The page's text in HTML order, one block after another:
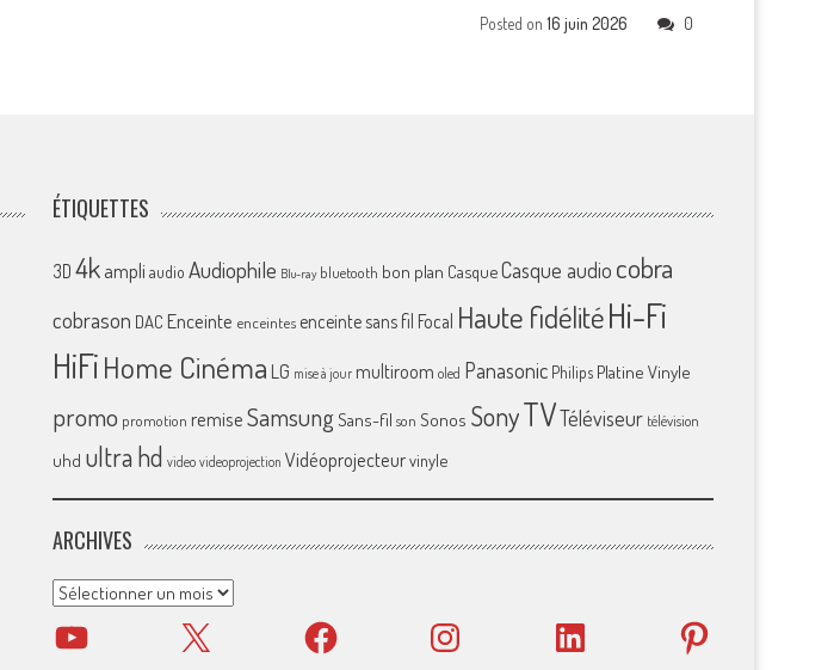
Posted on16 juin 2026 0
ÉTIQUETTES
3D 4k ampliaudio Audiophile Blu-ray bluetooth bon plan CasqueCasque audio cobra
cobrason DAC Enceinte enceintes enceinte sans fil Focal Haute fidélitéHi-Fi
HiFiHome Cinéma LG mise à jour multiroom oled Panasonic Philips Platine Vinyle
promo promotion remiseSamsungSans-fil son Sonos SonyTVTéléviseur télévision
uhd ultra hd video videoprojection Vidéoprojecteurvinyle
ARCHIVES
Archives
YouTube X Facebook Instagram LinkedIn Pinterest